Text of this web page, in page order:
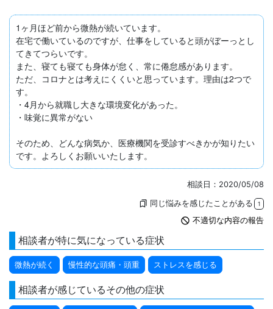
1ヶ月ほど前から微熱が続いています。
在宅で働いているのですが、仕事をしていると頭がぼーっとし
てきてつらいです。
また、寝ても寝ても身体が怠く、常に倦怠感があります。
ただ、コロナとは考えにくくいと思っています。理由は2つで
す。
・4月から就職し大きな環境変化があった。
・味覚に異常がない
そのため、どんな病気か、医療機関を受診すべきかが知りたい
です。よろしくお願いいたします。
相談日：2020/05/08
bookmarks 同じ悩みを感じたことがある 1
not_interested 不適切な内容の報告
相談者が特に気になっている症状
微熱が続く 慢性的な頭痛・頭重 ストレスを感じる
相談者が感じているその他の症状